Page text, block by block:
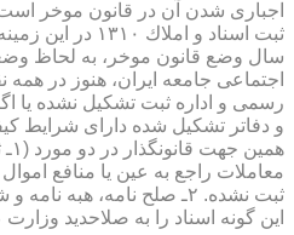
ثبت اسناد و
سال وضع قانون موخر، به لحاظ
اجتماعی جامعه ایران، هنوز در همه
رسمی و اداره ثبت تشكیل نشده یا
و دفاتر تشكیل شده دارای شرایط
معاملات راجع به عین یا منافع
ثبت نشده. ۲ـ صلح نامه، هبه
این گونه اسناد را به صلاحدید